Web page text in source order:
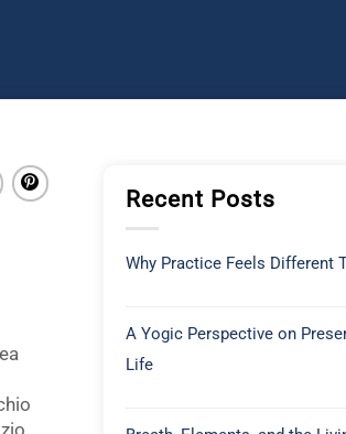
Recent Posts
Why Practice Feels Different
A Yogic Perspective on
Life